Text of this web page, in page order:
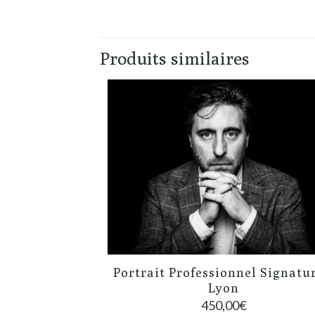
Produits similaires
Portrait Professionnel
Lyon
450,00€